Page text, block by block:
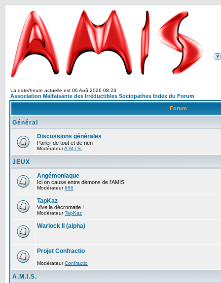
La date/heure actuelle est 06 Aoû 2026 08:23
Association Malfaisante des Irréductibles Sociopathes Index du Forum
Forum
Général
Discussions générales
Parler de tout et de rien
ModérateurA.M.I.S.
JEUX
Angémoniaque
Ici on cause entre démons de l'AMIS
Modérateur666
TapKaz
Vive la décromatie !
ModérateurTapKaz
Warlock II (alpha)
Projet Confractio
ModérateurConfractio
A.M.I.S.